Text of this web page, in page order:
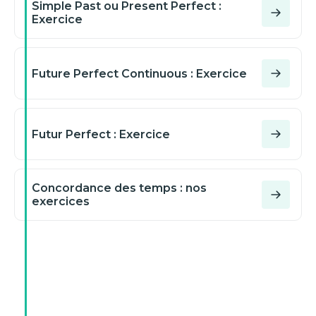
Simple Past ou Present Perfect :
Exercice
Future Perfect Continuous : Exercice
Futur Perfect : Exercice
Concordance des temps : nos
exercices